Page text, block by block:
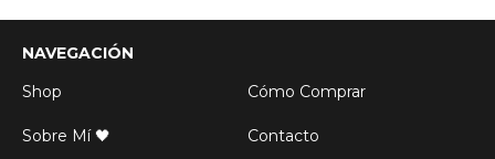
NAVEGACIÓN
Shop
Cómo Comprar
Sobre Mí 🖤 Contacto